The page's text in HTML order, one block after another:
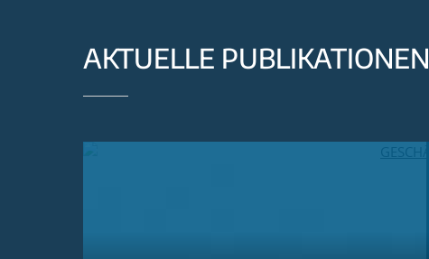
AKTUELLE PUBLIKATIONEN